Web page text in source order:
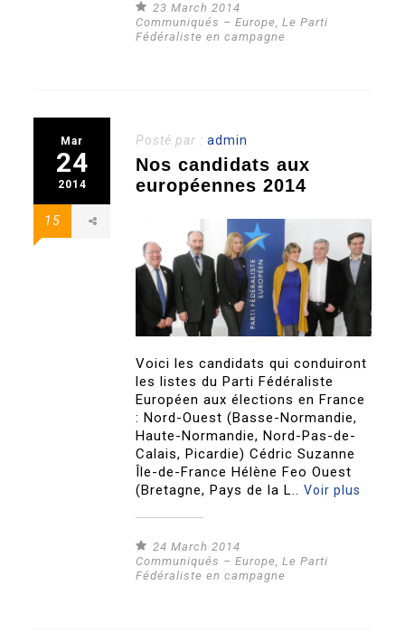
23 March 2014
Communiqués – Europe,Le Parti
Fédéraliste en campagne
Mar
24
2014
15
Posté par :admin
Nos candidats aux
européennes 2014
Voici les candidats qui conduiront
les listes du Parti Fédéraliste
Européen aux élections en France
: Nord-Ouest (Basse-Normandie,
Haute-Normandie, Nord-Pas-de-
Calais, Picardie) Cédric Suzanne
Île-de-France Hélène Feo Ouest
(Bretagne, Pays de la L..Voir plus
24 March 2014
Communiqués – Europe,Le Parti
Fédéraliste en campagne